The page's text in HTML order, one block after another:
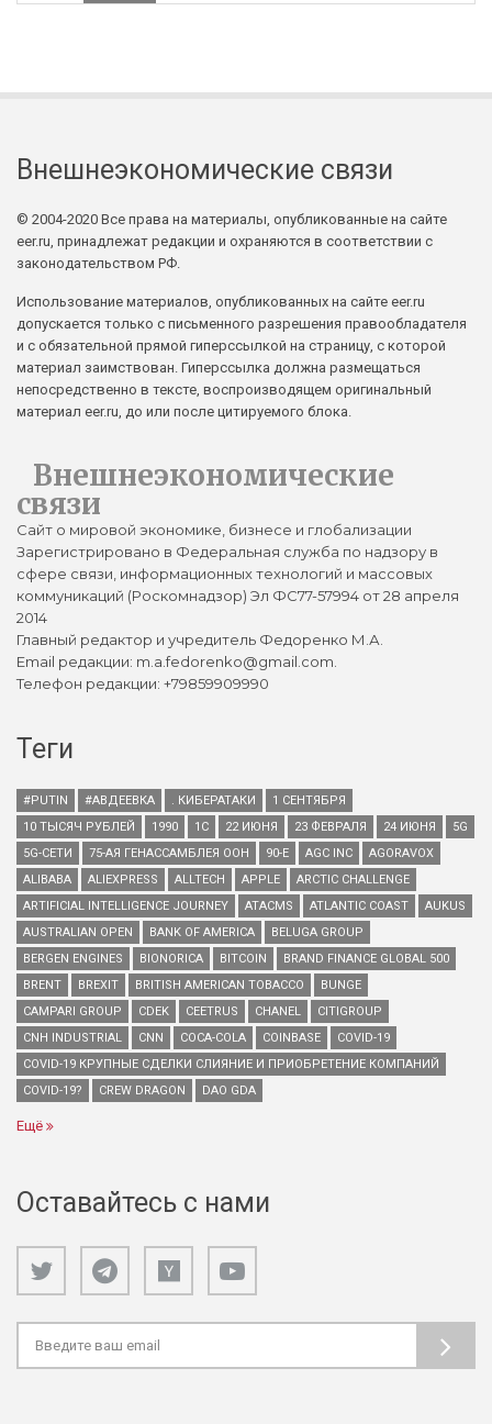
Внешнеэкономические связи
© 2004-2020 Все права на материалы, опубликованные на сайте
eer.ru, принадлежат редакции и охраняются в соответствии с
законодательством РФ.
Использование материалов, опубликованных на сайте eer.ru
допускается только с письменного разрешения правообладателя
и с обязательной прямой гиперссылкой на страницу, с которой
материал заимствован. Гиперссылка должна размещаться
непосредственно в тексте, воспроизводящем оригинальный
материал eer.ru, до или после цитируемого блока.
Внешнеэкономические
связи
Сайт о мировой экономике, бизнесе и глобализации
Зарегистрировано в Федеральная служба по надзору в
сфере связи, информационных технологий и массовых
коммуникаций (Роскомнадзор) Эл ФС77-57994 от 28 апреля
2014
Главный редактор и учредитель Федоренко М.А.
Email редакции: m.a.fedorenko@gmail.com.
Телефон редакции: +79859909990
Теги
#PUTIN #АВДЕЕВКА . КИБЕРАТАКИ
1 СЕНТЯБРЯ
10 ТЫСЯЧ РУБЛЕЙ
1990 1С 22 ИЮНЯ 23 ФЕВРАЛЯ 24 ИЮНЯ
5G
5G-СЕТИ
75-АЯ ГЕНАССАМБЛЕЯ ООН 90-Е AGC INC
AGORAVOX
ALIBABA
ALIEXPRESS ALLTECH APPLE
ARCTIC CHALLENGE
ARTIFICIAL INTELLIGENCE JOURNEY
ATACMS ATLANTIC COAST
AUKUS
AUSTRALIAN OPEN
BANK OF AMERICA
BELUGA GROUP
BERGEN ENGINES
BIONORICA BITCOIN
BRAND FINANCE GLOBAL 500
BRENT
BREXIT BRITISH AMERICAN TOBACCO
BUNGE
CAMPARI GROUP
CDEK CEETRUS CHANEL
CITIGROUP
CNH INDUSTRIAL
CNN COCA-COLA COINBASE
COVID-19
COVID-19 КРУПНЫЕ СДЕЛКИ СЛИЯНИЕ И ПРИОБРЕТЕНИЕ КОМПАНИЙ
COVID-19?
CREW DRAGON DAO GDA
Ещё
Оставайтесь с нами